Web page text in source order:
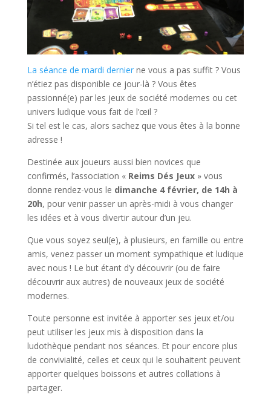
La séance de mardi dernierne vous a pas suffit ? Vous
n’étiez pas disponible ce jour-là ? Vous êtes
passionné(e) par les jeux de société modernes ou cet
univers ludique vous fait de l’œil ?
Si tel est le cas, alors sachez que vous êtes à la bonne
adresse !
Destinée aux joueurs aussi bien novices que
confirmés, l’association « Reims Dés Jeux» vous
donne rendez-vous le dimanche 4 février, de 14h à
20h, pour venir passer un après-midi à vous changer
les idées et à vous divertir autour d’un jeu.
Que vous soyez seul(e), à plusieurs, en famille ou entre
amis, venez passer un moment sympathique et ludique
avec nous ! Le but étant d’y découvrir (ou de faire
découvrir aux autres) de nouveaux jeux de société
modernes.
Toute personne est invitée à apporter ses jeux et/ou
peut utiliser les jeux mis à disposition dans la
ludothèque pendant nos séances. Et pour encore plus
de convivialité, celles et ceux qui le souhaitent peuvent
apporter quelques boissons et autres collations à
partager.